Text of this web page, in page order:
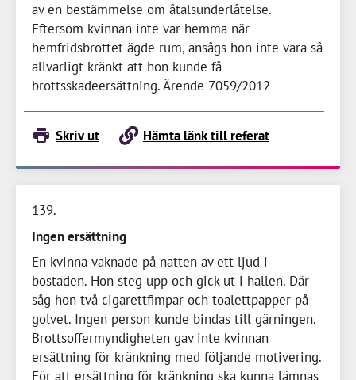
av en bestämmelse om åtalsunderlåtelse.
Eftersom kvinnan inte var hemma när
hemfridsbrottet ägde rum, ansågs hon inte vara så
allvarligt kränkt att hon kunde få
brottsskadeersättning. Ärende 7059/2012
Skriv ut Hämta länk till referat
139
Ingen ersättning
En kvinna vaknade på natten av ett ljud i
bostaden. Hon steg upp och gick ut i hallen. Där
såg hon två cigarettfimpar och toalettpapper på
golvet. Ingen person kunde bindas till gärningen.
Brottsoffermyndigheten gav inte kvinnan
ersättning för kränkning med följande motivering.
För att ersättning för kränkning ska kunna lämnas